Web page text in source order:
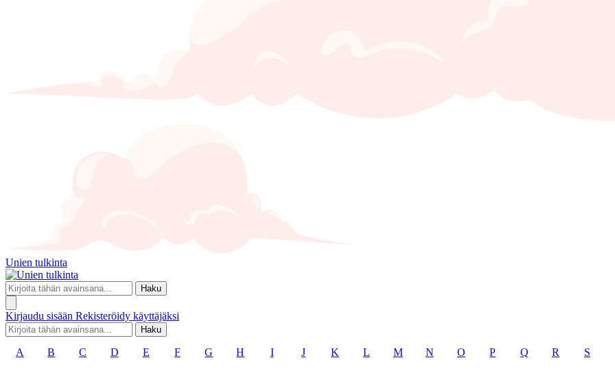
Unien tulkinta
Haku
Kirjaudu sisään Rekisteröidy käyttäjäksi
Haku
A B C D E F G H I J K L M N O P Q R S